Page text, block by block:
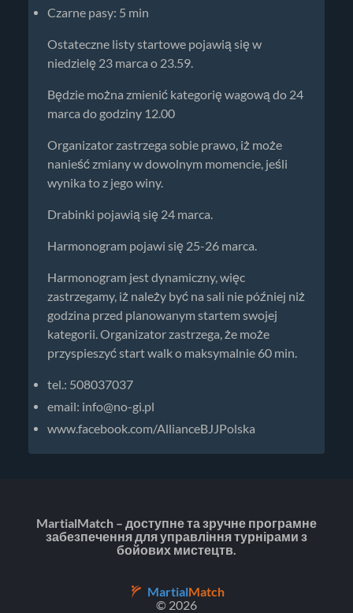
Czarne pasy: 5 min
Ostateczne listy startowe pojawią się w
niedzielę 23 marca o 23.59.
Będzie można zmienić kategorię wagową do 24
marca do godziny 12.00
Organizator zastrzega sobie prawo, iż może
nanieść zmiany w dowolnym momencie, jeśli
wynika to z jego winy.
Drabinki pojawią się 24 marca.
Harmonogram pojawi się 25-26 marca.
Harmonogram jest dynamiczny, więc
zastrzegamy, iż należy być na sali nie później niż
godzina przed planowanym startem swojej
kategorii. Organizator zastrzega, że może
przyspieszyć start walk o maksymalnie 60 min.
tel.: 508037037
email: info@no-gi.pl
www.facebook.com/AllianceBJJPolska
MartialMatch – доступне та зручне програмне
забезпечення для управління турнірами з
бойових мистецтв.
MartialMatch
© 2026